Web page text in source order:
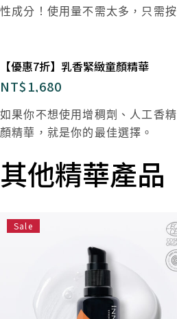
性成分！使用量不需太多，只需
【優惠7折】乳香緊緻童顏精華
NT$1,680
如果你不想使用增稠劑、人工香
顏精華，就是你的最佳選擇。
其他精華產品
Sale